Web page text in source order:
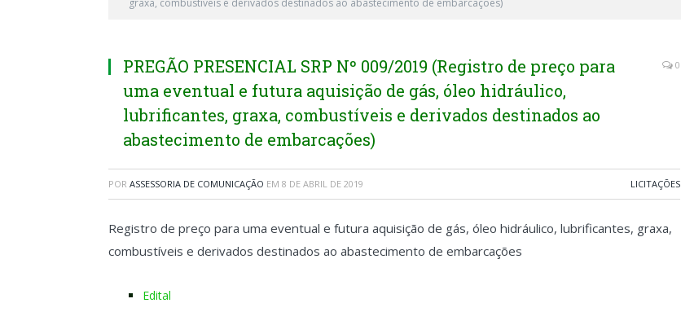
graxa, combustíveis e derivados destinados ao abastecimento de embarcações)
PREGÃO PRESENCIAL SRP Nº 009/2019 (Registro de preço para
uma eventual e futura aquisição de gás, óleo hidráulico,
lubrificantes, graxa, combustíveis e derivados destinados ao
abastecimento de embarcações)
0
POR ASSESSORIA DE COMUNICAÇÃO EM 8 DE ABRIL DE 2019 LICITAÇÕES
Registro de preço para uma eventual e futura aquisição de gás, óleo hidráulico, lubrificantes, graxa,
combustíveis e derivados destinados ao abastecimento de embarcações
Edital